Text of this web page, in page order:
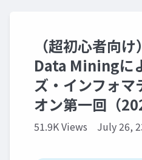
（超初心者向
Data Miningに
ズ・インフォマ
オン第一回（
51.9K Views July 26,